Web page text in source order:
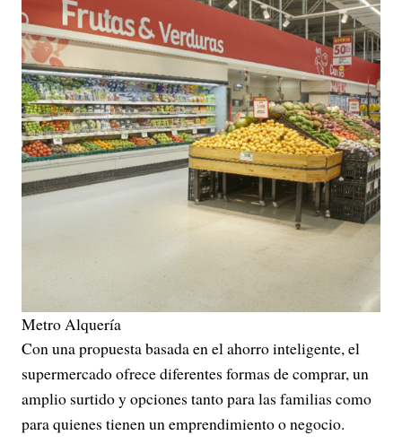
Metro Alquería
Con una propuesta basada en el ahorro inteligente, el
supermercado ofrece diferentes formas de comprar, un
amplio surtido y opciones tanto para las familias como
para quienes tienen un emprendimiento o negocio.